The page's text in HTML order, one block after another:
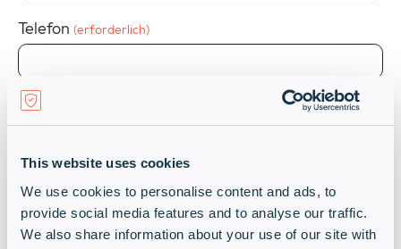
This website uses cookies
We use cookies to personalise content and ads, to
provide social media features and to analyse our traffic.
We also share information about your use of our site with
Telefon (erforderlich)
Ich bin
Einwilligung (erforderlich)
Mit der Angabe Ihrer Daten und dem Absenden dieses Formulars
erklären Sie sich einverstanden, dass wir Ihre